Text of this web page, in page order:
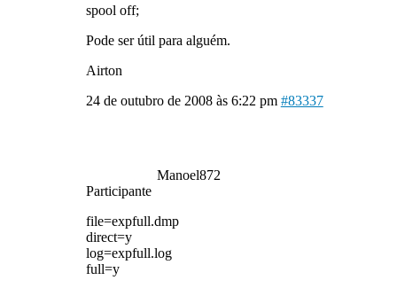
spool off;
Pode ser útil para alguém.
Airton
24 de outubro de 2008 às 6:22 pm #83337
Manoel872
Participante
file=expfull.dmp
direct=y
log=expfull.log
full=y